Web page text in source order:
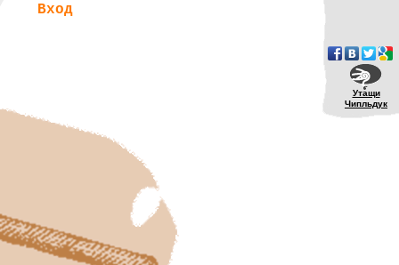
Вход
Утащи
Чипльдук